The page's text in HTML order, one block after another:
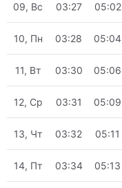
09, Вс 03:27 05:02
10, Пн 03:28 05:04
11, Вт 03:30 05:06
12, Ср 03:31 05:09
13, Чт 03:32 05:11
14, Пт 03:34 05:13